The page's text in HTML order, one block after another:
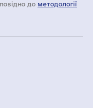
до методології